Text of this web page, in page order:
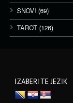
SNOVI (69)
TAROT (126)
IZABERITE JEZIK